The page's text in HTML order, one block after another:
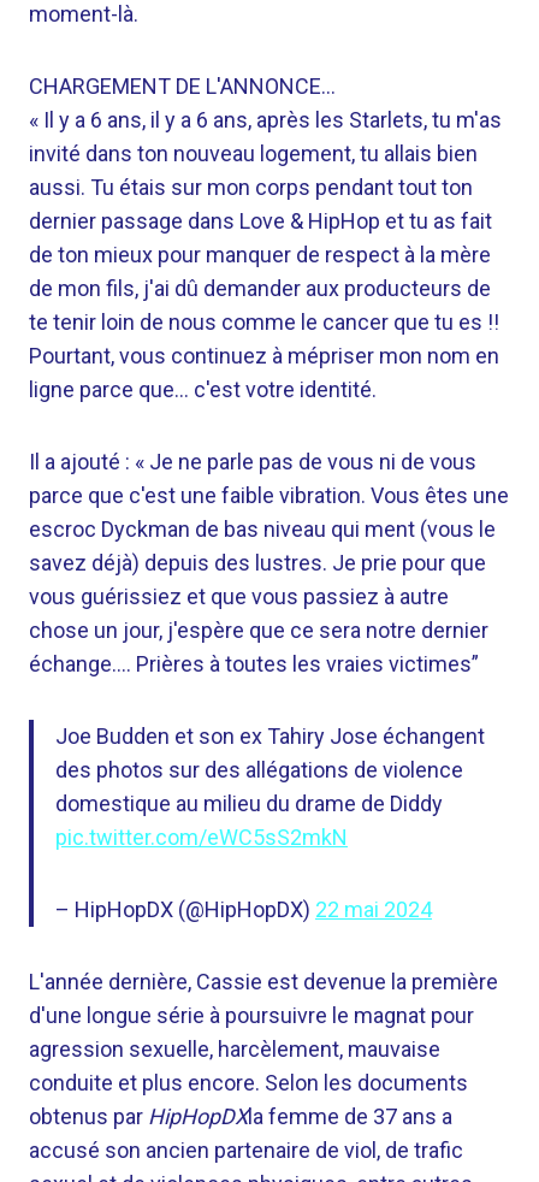
moment-là.
CHARGEMENT DE L'ANNONCE…
« Il y a 6 ans, il y a 6 ans, après les Starlets, tu m'as
invité dans ton nouveau logement, tu allais bien
aussi. Tu étais sur mon corps pendant tout ton
dernier passage dans Love & HipHop et tu as fait
de ton mieux pour manquer de respect à la mère
de mon fils, j'ai dû demander aux producteurs de
te tenir loin de nous comme le cancer que tu es !!
Pourtant, vous continuez à mépriser mon nom en
ligne parce que… c'est votre identité.
Il a ajouté : « Je ne parle pas de vous ni de vous
parce que c'est une faible vibration. Vous êtes une
escroc Dyckman de bas niveau qui ment (vous le
savez déjà) depuis des lustres. Je prie pour que
vous guérissiez et que vous passiez à autre
chose un jour, j'espère que ce sera notre dernier
échange…. Prières à toutes les vraies victimes”
Joe Budden et son ex Tahiry Jose échangent
des photos sur des allégations de violence
domestique au milieu du drame de Diddy
pic.twitter.com/eWC5sS2mkN
– HipHopDX (@HipHopDX) 22 mai 2024
L'année dernière, Cassie est devenue la première
d'une longue série à poursuivre le magnat pour
agression sexuelle, harcèlement, mauvaise
conduite et plus encore. Selon les documents
obtenus par HipHopDXla femme de 37 ans a
accusé son ancien partenaire de viol, de trafic